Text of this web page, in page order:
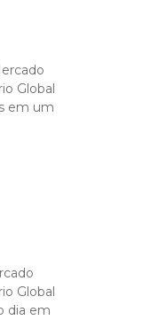
Global
em um
Global
dia em